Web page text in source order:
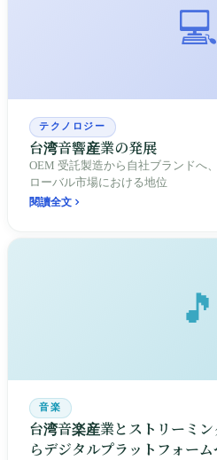
💻
テクノロジー
台湾音響産業の発展
OEM 受託製造から自社ブランドへ
ローバル市場における地位
閱讀全文
🎵
音楽
台湾音楽産業とストリーミ
らデジタルプラットフォー